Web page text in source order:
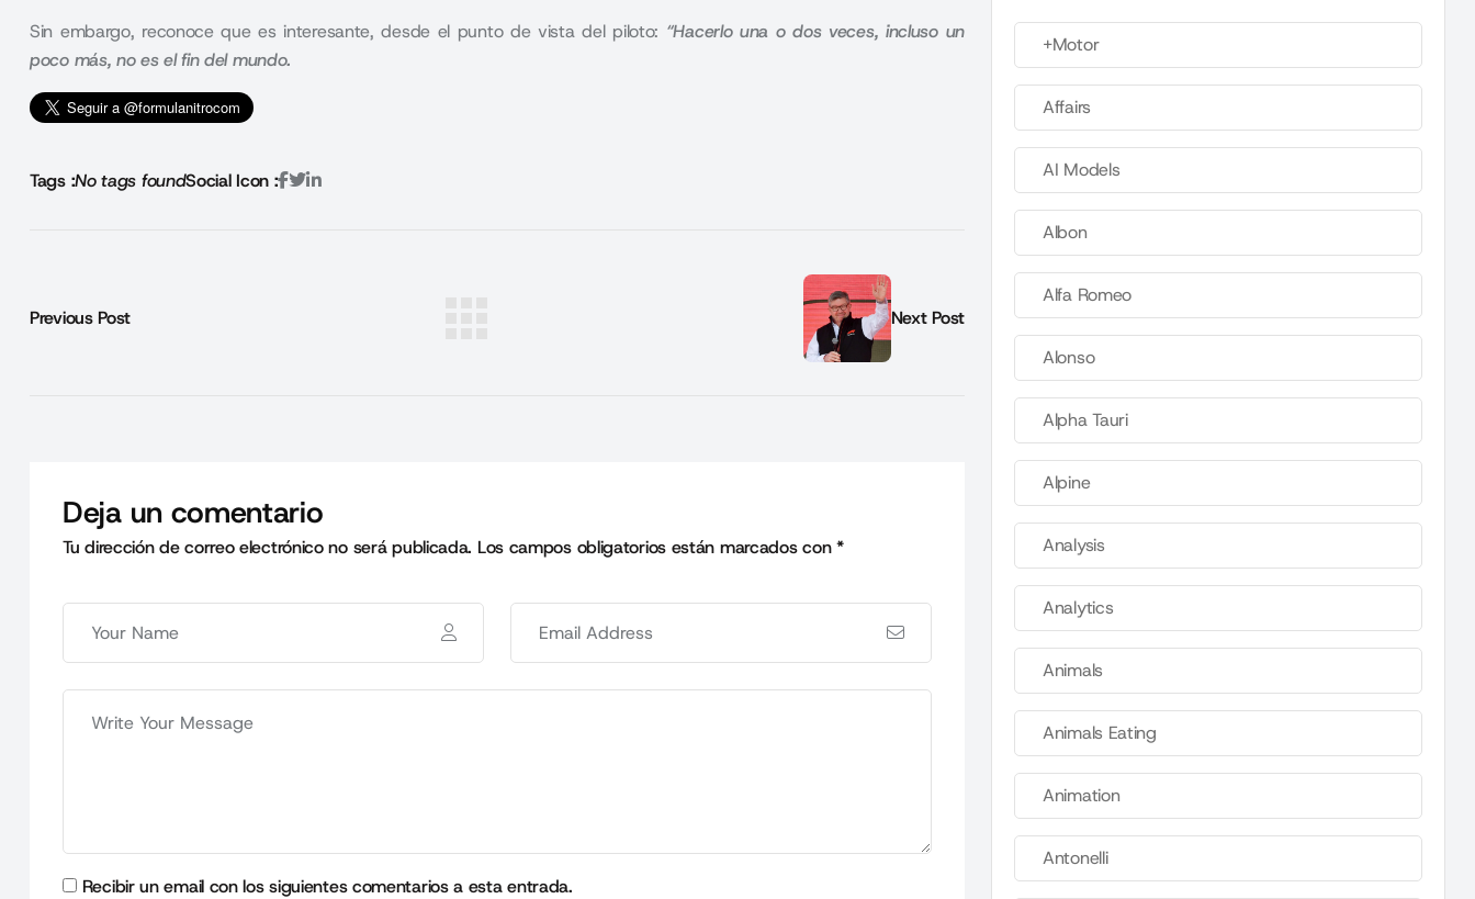
Sin embargo, reconoce que es interesante, desde el punto de vista del piloto: “Hacerlo una o dos veces, incluso un
poco más, no es el fin del mundo.
Tags :No tags foundSocial Icon :
Previous Post Next Post
Deja un comentario
Tu dirección de correo electrónico no será publicada. Los campos obligatorios están marcados con*
Recibir un email con los siguientes comentarios a esta entrada.
+Motor
Affairs
AI Models
Albon
Alfa Romeo
Alonso
Alpha Tauri
Alpine
Analysis
Analytics
Animals
Animals Eating
Animation
Antonelli